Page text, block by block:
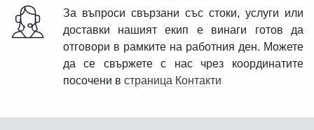
За въпроси свързани със стоки, услуги или
доставки нашият екип е винаги готов да
отговори в рамките на работния ден. Можете
да се свържете с нас чрез координатите
посочени в страница Контакти